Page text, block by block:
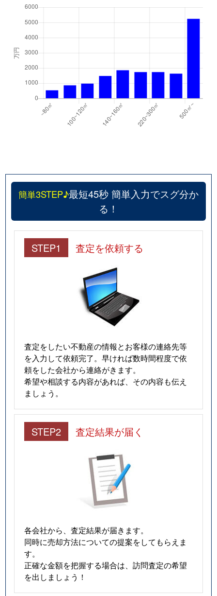
簡単3STEP♪最短45秒 簡単入力でスグ分か
る！
STEP1 査定を依頼する
査定をしたい不動産の情報とお客様の連絡先等
を入力して依頼完了。早ければ数時間程度で依
頼をした会社から連絡がきます。
希望や相談する内容があれば、その内容も伝え
ましょう。
STEP2 査定結果が届く
各会社から、査定結果が届きます。
同時に売却方法についての提案をしてもらえま
す。
正確な金額を把握する場合は、訪問査定の希望
を出しましょう！